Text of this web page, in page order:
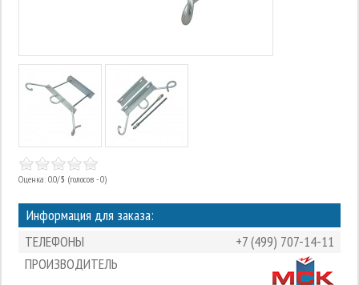
Оценка: 0.0/5 (голосов - 0)
Информация для заказа:
ТЕЛЕФОНЫ
+7 (499) 707-14-11
ПРОИЗВОДИТЕЛЬ